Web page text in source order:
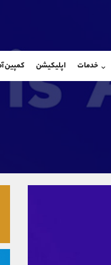
خدمات اپلیکیشن کمپین
شروع